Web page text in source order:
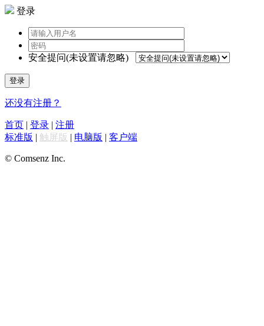
登录
安全提问(未设置请忽略)
登录
还没有注册？
首页 | 登录 | 注册
标准版 | 触屏版 | 电脑版 | 客户端
© Comsenz Inc.